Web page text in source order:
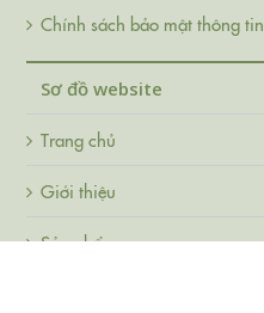
Chính sách bảo mật thông tin
Sơ đồ website
Trang chủ
Giới thiệu
Sản phẩm